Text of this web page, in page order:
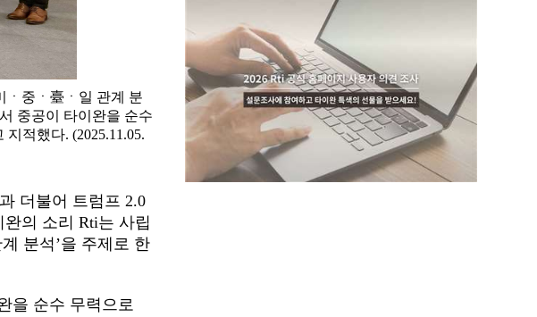
ㆍ중ㆍ臺ㆍ일 관계 분
중공이 타이완을 순수
적했다. (2025.11.05.
더불어 트럼프 2.0
완의 소리 Rti는 사립
계 분석’을 주제로 한
을 순수 무력으로